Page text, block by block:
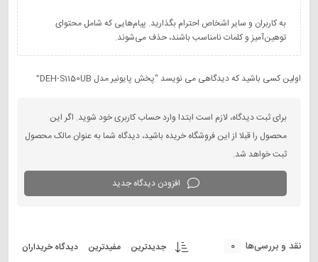
به کاربران و سایر اشخاص احترام بگذارید. پیام‌هایی که شامل محتوای
توهین‌آمیز و کلمات نامناسب باشند، حذف می‌شوند.
اولین کسی باشید که دیدگاهی می نویسد “پخش پایونیر مدل DEH-S1150UB”
برای ثبت دیدگاه، لازم است ابتدا وارد حساب کاربری خود شوید. اگر این
محصول را قبلا از این فروشگاه خریده باشید، دیدگاه شما به عنوان مالک محصول
ثبت خواهد شد.
افزودن دیدگاه جدید
نقد و بررسی‌ها 0 جدیدترین مفیدترین دیدگاه خریداران